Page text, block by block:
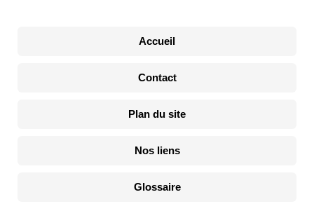
Accueil
Contact
Plan du site
Nos liens
Glossaire